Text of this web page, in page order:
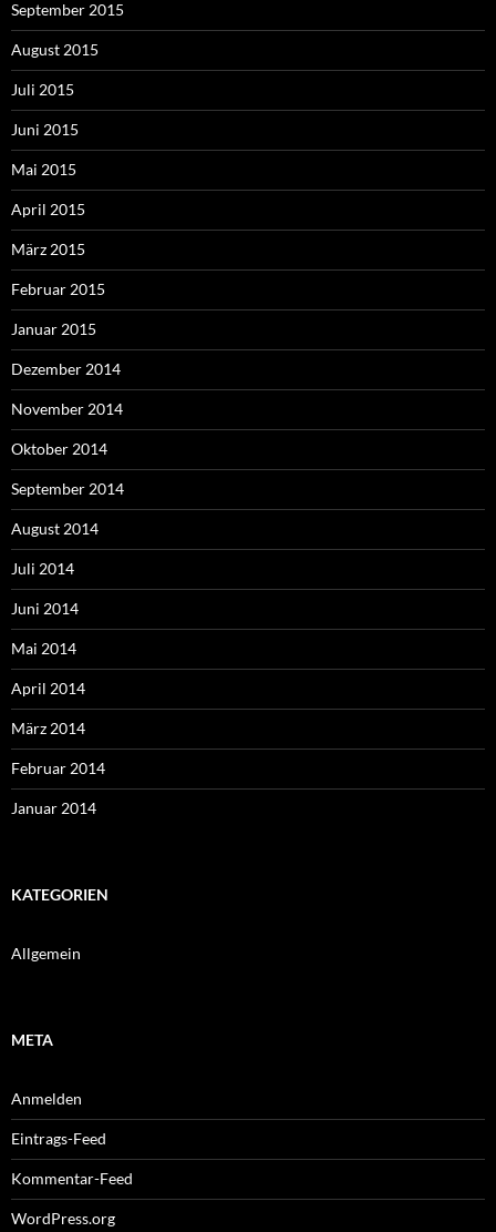
September 2015
August 2015
Juli 2015
Juni 2015
Mai 2015
April 2015
März 2015
Februar 2015
Januar 2015
Dezember 2014
November 2014
Oktober 2014
September 2014
August 2014
Juli 2014
Juni 2014
Mai 2014
April 2014
März 2014
Februar 2014
Januar 2014
KATEGORIEN
Allgemein
META
Anmelden
Eintrags-Feed
Kommentar-Feed
WordPress.org